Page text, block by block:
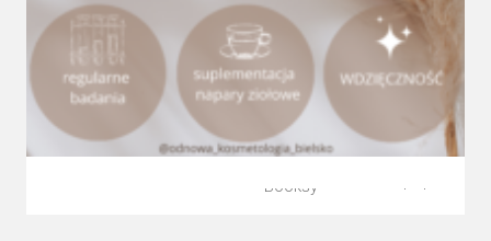
Realizacja:
Stronę
Facebook
Instagram
Booksy
© 2023 ODNOWA.
Wszelkie prawa